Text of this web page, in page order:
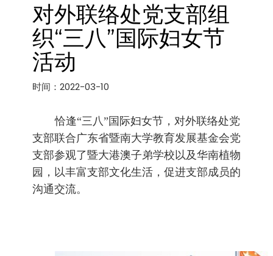
对外联络处党支部组
织“三八”国际妇女节
活动
时间：2022-03-10
恰逢“三八” 国际妇女节，对外联络处党
支部联合广东省暨南大学教育发展基金会党
支部参观了暨大港澳子弟学校以及华南植物
园，以丰富支部文化生活，促进支部成员的
沟通交流。